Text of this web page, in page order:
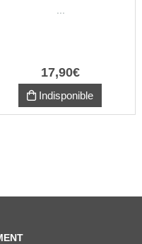
17,90€
Indisponible